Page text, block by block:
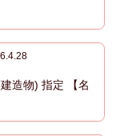
造物) 指定 【名